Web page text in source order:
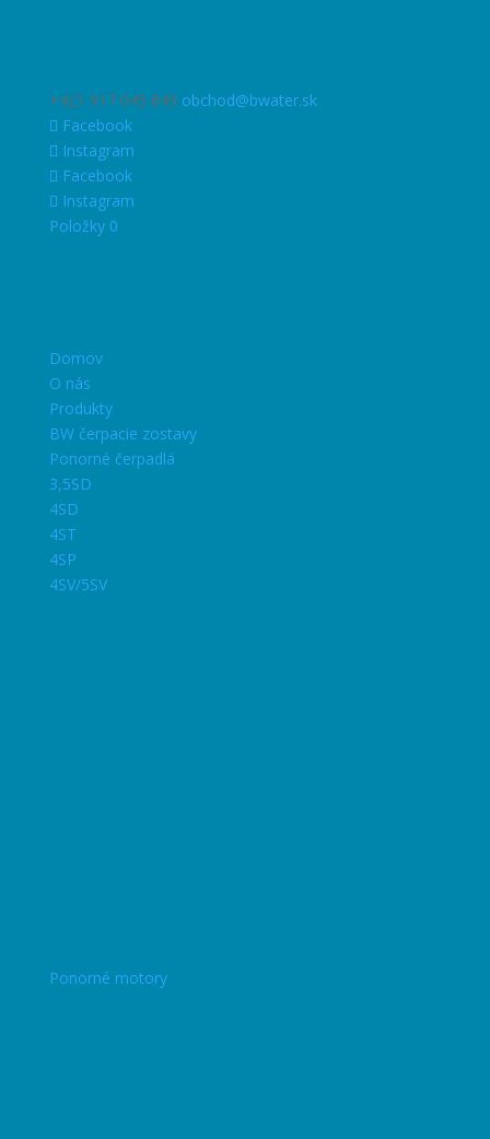
+421 917 045 849 obchod@bwater.sk
Facebook
Instagram
Facebook
Instagram
Položky 0
Domov
O nás
Produkty
BW čerpacie zostavy
Ponorné čerpadlá
3,5SD
4SD
4ST
4SP
4SV/5SV
Ponorné motory